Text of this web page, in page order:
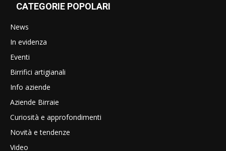
CATEGORIE POPOLARI
News
In evidenza
Eventi
Birrifici artigianali
Info aziende
Aziende Birraie
Curiosità e approfondimenti
Novità e tendenze
Video